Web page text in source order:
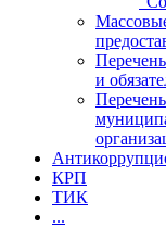
и
КРП
ТИК
...